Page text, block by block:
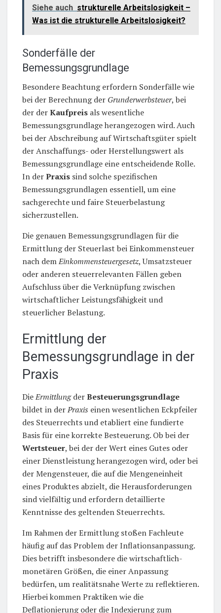
Siehe auch strukturelle Arbeitslosigkeit –
Was ist die strukturelle Arbeitslosigkeit?
Sonderfälle der
Bemessungsgrundlage
Besondere Beachtung erfordern Sonderfälle wie
bei der Berechnung der Grunderwerbsteuer, bei
der derKaufpreis als wesentliche
Bemessungsgrundlage herangezogen wird. Auch
bei der Abschreibung auf Wirtschaftsgüter spielt
der Anschaffungs- oder Herstellungswert als
Bemessungsgrundlage eine entscheidende Rolle.
In derPraxis sind solche spezifischen
Bemessungsgrundlagen essentiell, um eine
sachgerechte und faire Steuerbelastung
sicherzustellen.
Die genauen Bemessungsgrundlagen für die
Ermittlung der Steuerlast bei Einkommensteuer
nach demEinkommensteuergesetz, Umsatzsteuer
oder anderen steuerrelevanten Fällen geben
Aufschluss über die Verknüpfung zwischen
wirtschaftlicher Leistungsfähigkeit und
steuerlicher Belastung.
Ermittlung der
Bemessungsgrundlage in der
Praxis
DieErmittlungderBesteuerungsgrundlage
bildet in derPraxis einen wesentlichen Eckpfeiler
des Steuerrechts und etabliert eine fundierte
Basis für eine korrekte Besteuerung. Ob bei der
Wertsteuer, bei der der Wert eines Gutes oder
einer Dienstleistung herangezogen wird, oder bei
der Mengensteuer, die auf die Mengeneinheit
eines Produktes abzielt, die Herausforderungen
sind vielfältig und erfordern detaillierte
Kenntnisse des geltenden Steuerrechts.
Im Rahmen der Ermittlung stoßen Fachleute
häufig auf das Problem der Inflationsanpassung.
Dies betrifft insbesondere die wirtschaftlich-
monetären Größen, die einer Anpassung
bedürfen, um realitätsnahe Werte zu reflektieren.
Hierbei kommen Praktiken wie die
Deflationierung oder die Indexierung zum